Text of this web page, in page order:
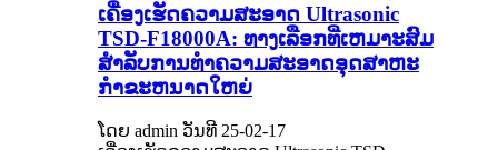
ເຄື່ອງເຮັດຄວາມສະອາດ Ultrasonic
TSD-F18000A: ທາງເລືອກທີ່ເຫມາະສົມ
ສໍາລັບການທໍາຄວາມສະອາດອຸດສາຫະ
ກໍາຂະຫນາດໃຫຍ່
ໂດຍ admin ວັນທີ 25-02-17